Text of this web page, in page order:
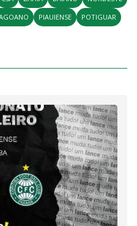
PIAUIENSE POTIGUAR